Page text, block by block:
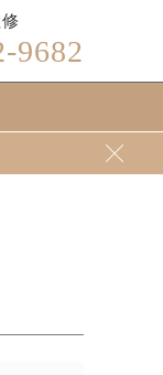
9682
